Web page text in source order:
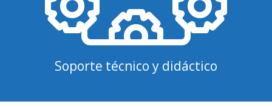
Soporte técnico y didáctico